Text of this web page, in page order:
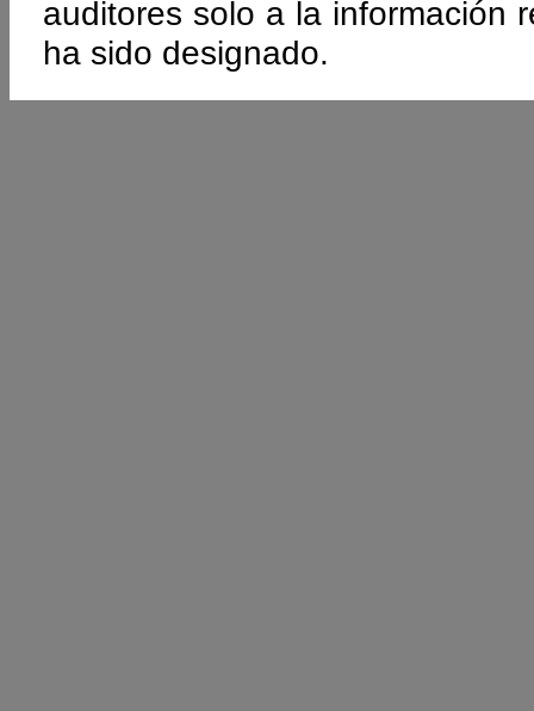
auditores solo a la información
ha sido designado.